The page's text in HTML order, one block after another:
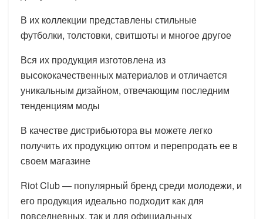
В их коллекции представлены стильные
футболки, толстовки, свитшоты и многое другое
Вся их продукция изготовлена из
высококачественных материалов и отличается
уникальным дизайном, отвечающим последним
тенденциям моды
В качестве дистрибьютора вы можете легко
получить их продукцию оптом и перепродать ее в
своем магазине
Riot Club — популярный бренд среди молодежи, и
его продукция идеально подходит как для
повседневных, так и для официальных